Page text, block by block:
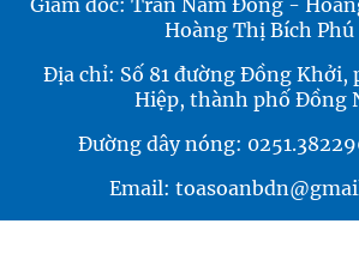
Giám đốc: Trần Nam Đông -
Hoàng Thị Bích Phú
Địa chỉ: Số 81 đường Đồng Khởi,
Hiệp, thành phố Đồng
Đường dây nóng:
Email: